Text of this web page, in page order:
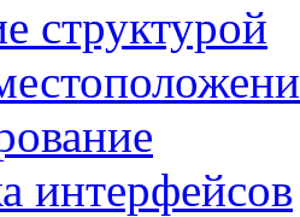
структурой
интерфейсов